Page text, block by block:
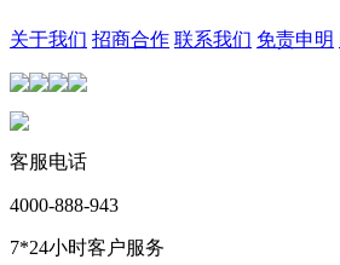
关于我们 招商合作 联系我们 免责申明
客服电话
4000-888-943
7*24小时客户服务